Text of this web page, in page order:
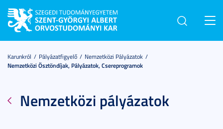
Karunkról Pályázatfigyelő
Nemzetközi Pályázatok
Nemzetközi Ösztöndíjak, Pályázatok, Csereprogramok
Nemzetközi pályázatok